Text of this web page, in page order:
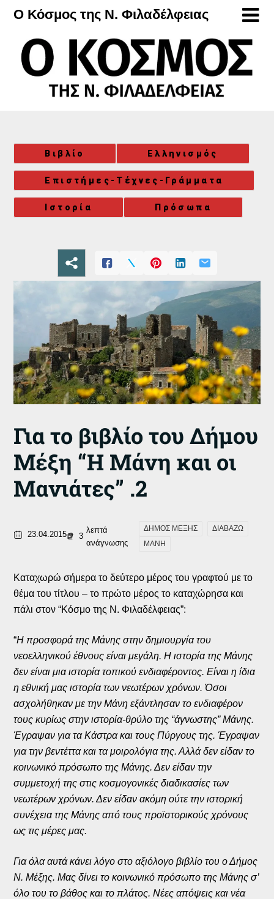
Μετάβαση
περιεχόμενο
Ο Κόσμος της Ν. Φιλαδέλφειας
Βιβλίο Ελληνισμός
Επιστήμες-Τέχνες-Γράμματα
Ιστορία Πρόσωπα
Για το βιβλίο του Δήμου
Μέξη “Η Μάνη και οι
Μανιάτες” .2
23.04.2015 3
λεπτά
ανάγνωσης
ΔΗΜΟΣ ΜΕΞΗΣ
ΔΙΑΒΑΖΩ
ΜΑΝΗ
Καταχωρώ σήμερα το δεύτερο μέρος του γραφτού με το
θέμα του τίτλου – το πρώτο μέρος το καταχώρησα και
πάλι στον “Κόσμο της Ν. Φιλαδέλφειας”:
“Η προσφορά της Μάνης στην δημιουργία του
νεοελληνικού έθνους είναι μεγάλη. Η ιστορία της Μάνης
δεν είναι μια ιστορία τοπικού ενδιαφέροντος. Είναι η ίδια
η εθνική μας ιστορία των νεωτέρων χρόνων. Όσοι
ασχολήθηκαν με την Μάνη εξάντλησαν το ενδιαφέρον
τους κυρίως στην ιστορία-θρύλο της “άγνωστης” Μάνης.
Έγραψαν για τα Κάστρα και τους Πύργους της. Έγραψαν
για την βεντέττα και τα μοιρολόγια της. Αλλά δεν είδαν το
κοινωνικό πρόσωπο της Μάνης. Δεν είδαν την
συμμετοχή της στις κοσμογονικές διαδικασίες των
νεωτέρων χρόνων. Δεν είδαν ακόμη ούτε την ιστορική
συνέχεια της Μάνης από τους προϊστορικούς χρόνους
ως τις μέρες μας.
Για όλα αυτά κάνει λόγο στο αξιόλογο βιβλίο του ο Δήμος
Ν. Μέξης. Μας δίνει το κοινωνικό πρόσωπο της Μάνης σ’
όλο του το βάθος και το πλάτος. Νέες απόψεις και νέα